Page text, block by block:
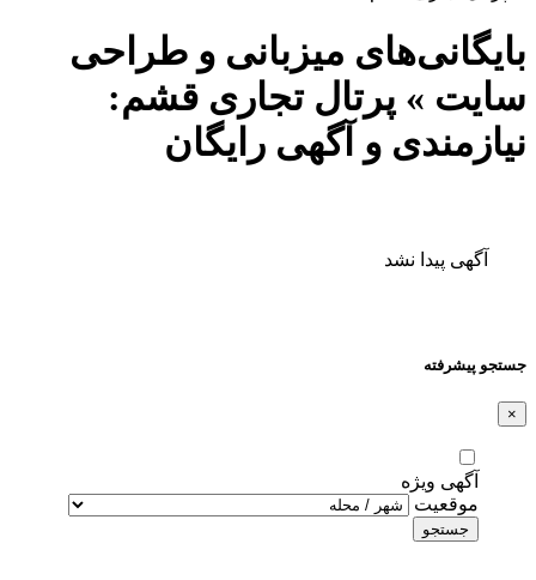
بایگانی‌های میزبانی و طراحی
سایت » پرتال تجاری قشم:
نیازمندی و آگهی رایگان
آگهی پیدا نشد
جستجو پیشرفته
×
آگهی ویژه
موقعیت
جستجو